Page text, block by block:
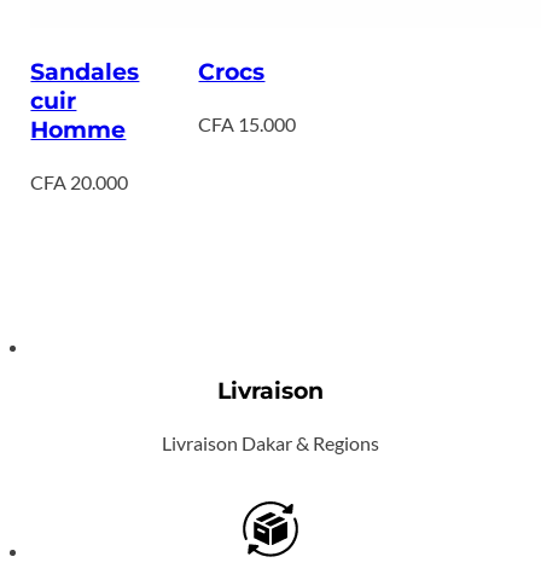
Sandales
cuir
Homme
CFA 20.000
Crocs
CFA 15.000
Livraison
Livraison Dakar & Regions